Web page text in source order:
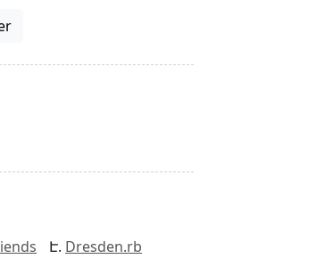
Dresden.rb